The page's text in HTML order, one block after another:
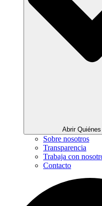
Abrir
Sobre nosotros
Transparencia
Trabaja con
Contacto